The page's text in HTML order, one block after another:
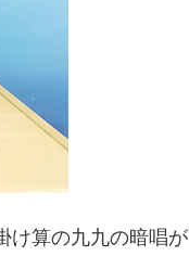
け算の九九の暗唱が